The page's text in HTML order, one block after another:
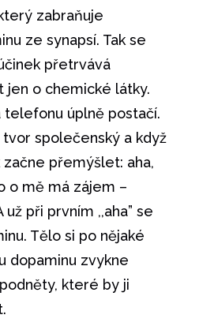
zabraňuje
ze synapsí. Tak se
přetrvává
jen o chemické látky.
telefonu úplně postačí.
společenský a když
přemýšlet: aha,
o mě má zájem –
při prvním ,,aha” se
Tělo si po nějaké
dopaminu zvykne
které by ji